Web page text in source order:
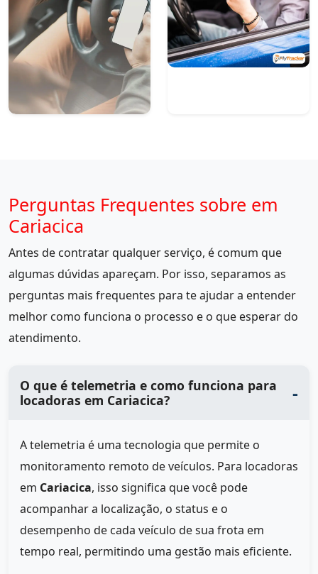
Perguntas Frequentes sobre em
Cariacica
Antes de contratar qualquer serviço, é comum que
algumas dúvidas apareçam. Por isso, separamos as
perguntas mais frequentes para te ajudar a entender
melhor como funciona o processo e o que esperar do
atendimento.
O que é telemetria e como funciona para
locadoras em Cariacica?
A telemetria é uma tecnologia que permite o
monitoramento remoto de veículos. Para locadoras
em Cariacica, isso significa que você pode
acompanhar a localização, o status e o
desempenho de cada veículo de sua frota em
tempo real, permitindo uma gestão mais eficiente.